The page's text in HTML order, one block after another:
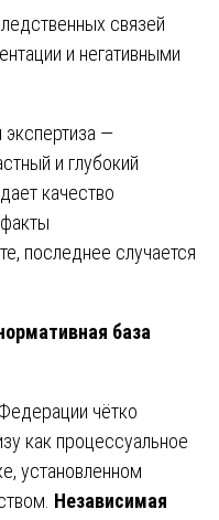
связей
и негативными
экспертиза —
и глубокий
качество
последнее случается
база
чётко
как процессуальное
установленном
Независимая